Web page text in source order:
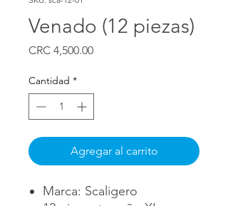
Venado (12 piezas)
CRC 4,500.00Precio
Cantidad *
Agregar al carrito
Marca: Scaligero